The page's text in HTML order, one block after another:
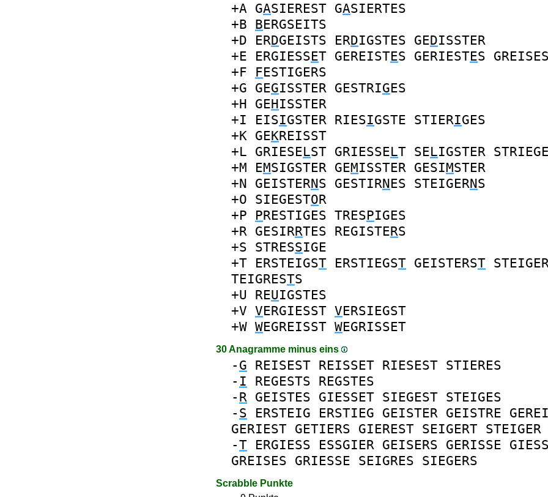
+A GASIEREST GASIERTES
+B BERGSEITS
+D ERDGEISTS ERDIGSTES GEDISSTER
+E ERGIESSET GEREISTES GERIESTES
+F FESTIGERS
+G GEGISSTER GESTRIGES
+H GEHISSTER
+I EISIGSTER RIESIGSTE STIERIGES
+K GEKREISST
+L GRIESELST GRIESSELT SELIGSTER STRIEGE
+M EMSIGSTER GEMISSTER GESIMSTER
+N GEISTERNS GESTIRNES STEIGERNS
+O SIEGESTOR
+P PRESTIGES TRESPIGES
+R GESIRRTES REGISTERS
+S STRESSIGE
+T ERSTEIGST ERSTIEGST GEISTERST
TEIGRESTS
+U REUIGSTES
+V VERGIESST VERSIEGST
+W WEGREISST WEGRISSET
30 Anagramme minus eins
- G REISEST REISSET RIESEST STIERES
- I REGESTS REGSTES
- R GEISTES GIESSET SIEGEST STEIGES
- S ERSTEIG ERSTIEG GEISTER GEISTRE
GERIEST GETIERS GIEREST SEIGERT STEIGER
-T ERGIESS ESSGIER GEISERS GERISSE
GREISES GRIESSE SEIGRES SIEGERS
Scrabble Punkte